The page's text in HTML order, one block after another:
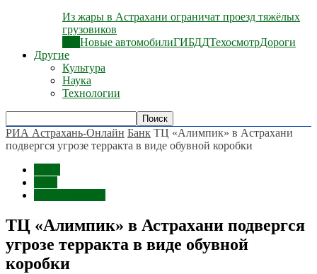
Из жары в Астрахани ограничат проезд тяжёлых
грузовиков
Новые автомобилиГИБДДТехосмотрДороги
Другие
Культура
Наука
Технологии
РИА Астрахань-Онлайн Банк ТЦ «Алимпик» в Астрахани
подвергся угрозе терракта в виде обувной коробки
ТЦ «Алимпик» в Астрахани подвергся
угрозе терракта в виде обувной
коробки